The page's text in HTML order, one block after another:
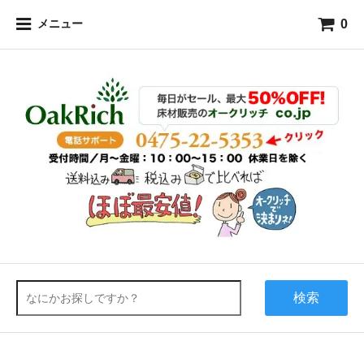
メニュー 0
検索